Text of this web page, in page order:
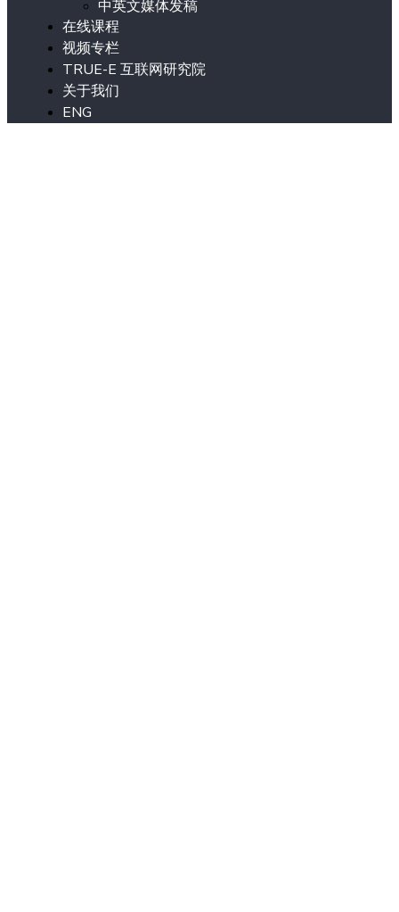
中英文媒体发稿
在线课程
视频专栏
TRUE-E 互联网研究院
关于我们
ENG